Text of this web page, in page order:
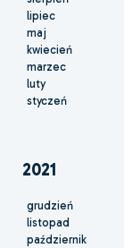
lipiec
maj
kwiecień
marzec
luty
styczeń
2021
grudzień
listopad
październik